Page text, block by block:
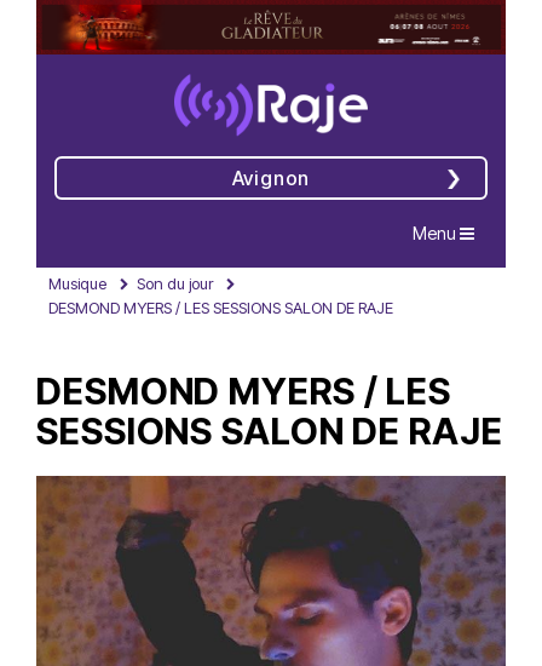
Avignon
Navigation
Menu
Musique
Son du jour
DESMOND MYERS / LES SESSIONS SALON DE RAJE
DESMOND MYERS / LES
SESSIONS SALON DE RAJE